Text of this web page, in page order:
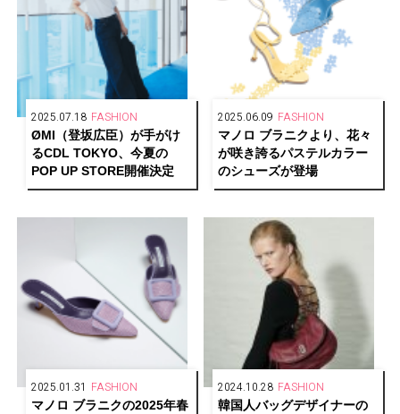
2025.07.18 FASHION
ØMI（登坂広臣）が手がけ
るCDL TOKYO、今夏の
POP UP STORE開催決定
2025.06.09 FASHION
マノロ ブラニクより、花々
が咲き誇るパステルカラー
のシューズが登場
2025.01.31 FASHION
マノロ ブラニクの2025年春
2024.10.28 FASHION
韓国人バッグデザイナーの